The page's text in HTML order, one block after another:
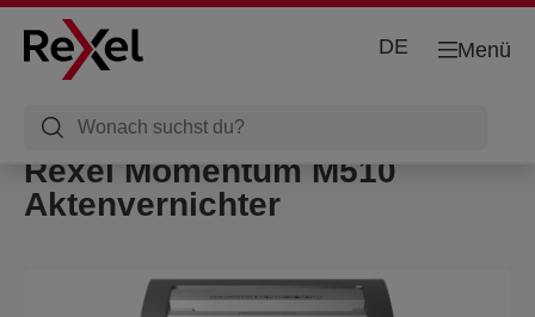
Menü
DE
Rexel Momentum M510
Aktenvernichter